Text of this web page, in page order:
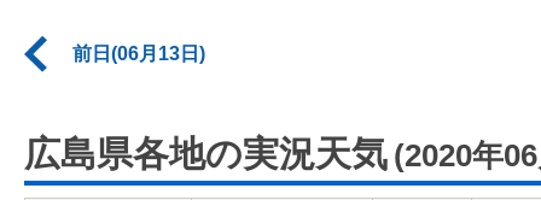
前日(06月13日)
広島県各地の実況天気 (2020年